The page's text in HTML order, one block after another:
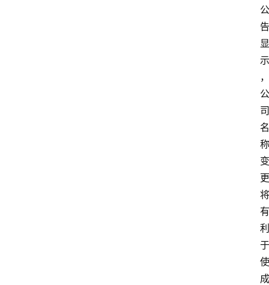
公
告
显
示
，
公
司
名
称
变
更
将
有
利
于
使
成